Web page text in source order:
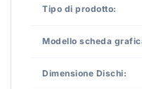
Tipo di prodotto:
Modello scheda
Dimensione Dischi: